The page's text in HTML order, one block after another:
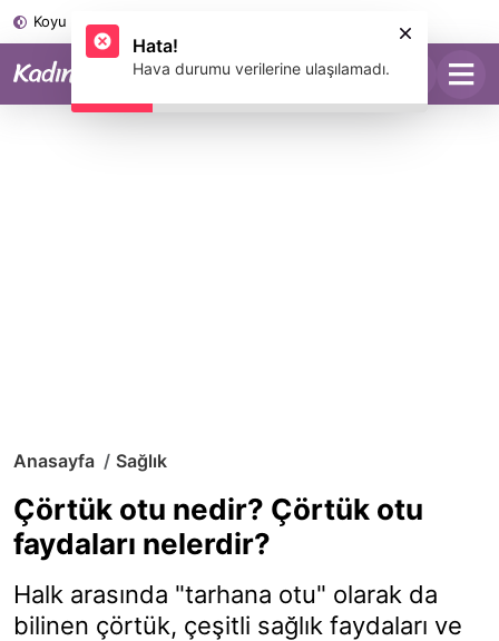
Koyu Mod
Anasayfa Sağlık
Çörtük otu nedir? Çörtük otu
faydaları nelerdir?
Halk arasında "tarhana otu" olarak da
bilinen çörtük, çeşitli sağlık faydaları ve
Hata!
Hava durumu verilerine ulaşılamadı.